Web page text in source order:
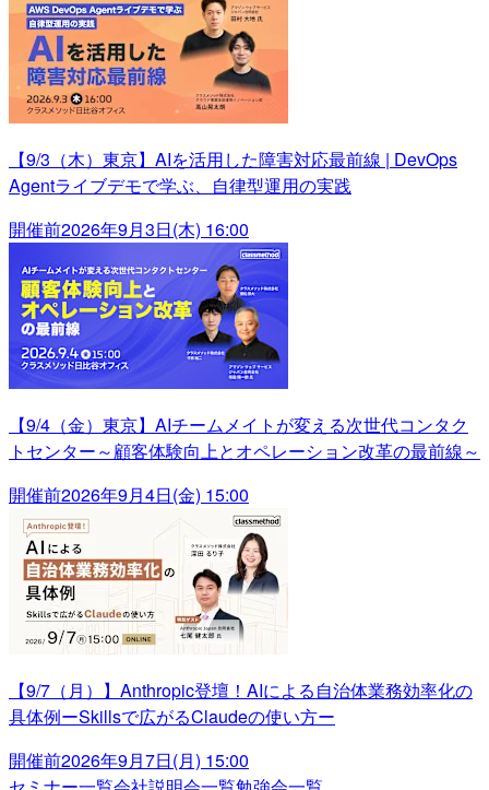
【9/3（木）東京】AIを活用した障害対応最前線 | DevOps
Agentライブデモで学ぶ、自律型運用の実践
開催前2026年9月3日(木) 16:00
【9/4（金）東京】AIチームメイトが変える次世代コンタク
トセンター～顧客体験向上とオペレーション改革の最前線～
開催前2026年9月4日(金) 15:00
【9/7（月）】Anthropic登壇！AIによる自治体業務効率化の
具体例ーSkillsで広がるClaudeの使い方ー
開催前2026年9月7日(月) 15:00